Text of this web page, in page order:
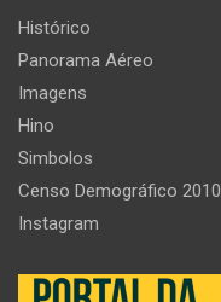
Histórico
Panorama Aéreo
Imagens
Hino
Simbolos
Censo Demográfico 2010
Instagram